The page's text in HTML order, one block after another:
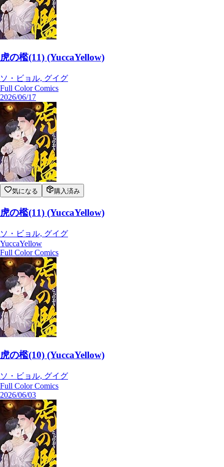
虎の檻(11) (YuccaYellow)
ソ・ビョル, グイグ
Full Color Comics
2026/06/17
気になる 購入済み
虎の檻(11) (YuccaYellow)
ソ・ビョル, グイグ
YuccaYellow
Full Color Comics
虎の檻(10) (YuccaYellow)
ソ・ビョル, グイグ
Full Color Comics
2026/06/03